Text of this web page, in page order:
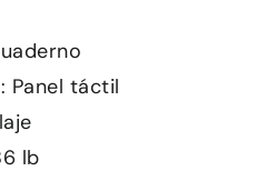
Panel táctil
lb